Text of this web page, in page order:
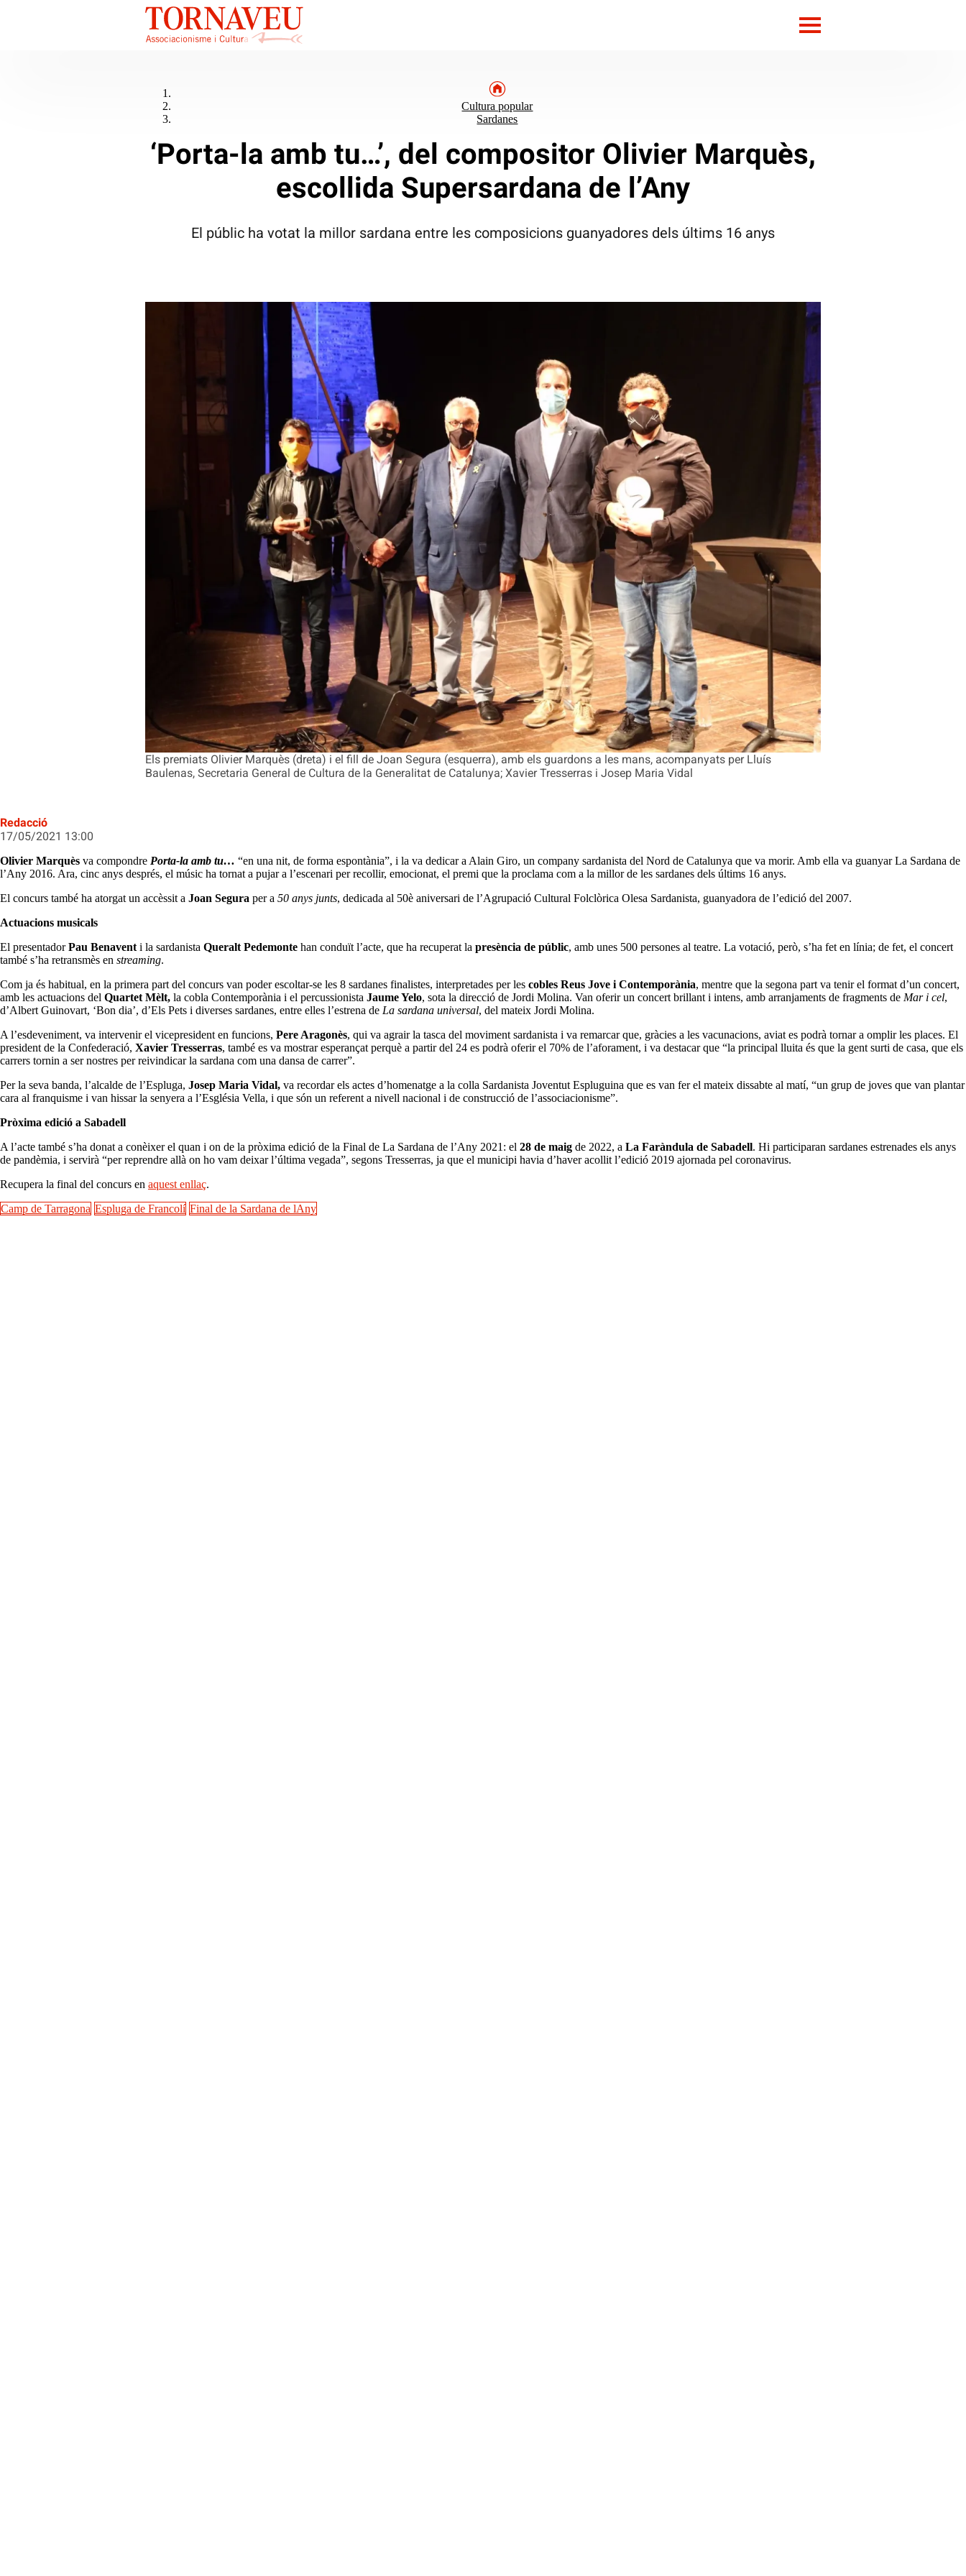
Els premiats Olivier Marquès (dreta) i el fill de Joan Segura (esquerra), amb els guardons a les mans, acompanyats per Lluís
Baulenas, Secretaria General de Cultura de la Generalitat de Catalunya; Xavier Tresserras i Josep Maria Vidal
Cultura popular
Sardanes
‘Porta-la amb tu…’, del compositor Olivier Marquès,
escollida Supersardana de l’Any
El públic ha votat la millor sardana entre les composicions guanyadores dels últims 16 anys
Redacció
17/05/2021 13:00
Olivier Marquès va compondre Porta-la amb tu… “en una nit, de forma espontània”, i la va dedicar a Alain Giro, un company sardanista del Nord de Catalunya que va morir. Amb ella va guanyar La Sardana de
l’Any 2016. Ara, cinc anys després, el músic ha tornat a pujar a l’escenari per recollir, emocionat, el premi que la proclama com a la millor de les sardanes dels últims 16 anys.
El concurs també ha atorgat un accèssit a Joan Segura per a 50 anys junts, dedicada al 50è aniversari de l’Agrupació Cultural Folclòrica Olesa Sardanista, guanyadora de l’edició del 2007.
Actuacions musicals
El presentadorPau Benaventi la sardanista QueraltPedemonte han conduït l’acte, que ha recuperat la presència de públic, amb unes 500 persones al teatre. La votació, però, s’ha fet en línia; de fet, el concert
també s’ha retransmès en streaming.
Com ja és habitual, en la primera part del concurs van poder escoltar-se les 8 sardanes finalistes, interpretades per les cobles Reus Jove i Contemporània, mentre que la segona part va tenir el format d’un concert,
amb les actuacions del Quartet Mèlt, la cobla Contemporània i el percussionista Jaume Yelo, sota la direcció de Jordi Molina. Van oferir un concert brillant i intens, amb arranjaments de fragments de Mar i cel,
d’Albert Guinovart, ‘Bon dia’, d’Els Pets i diverses sardanes, entre elles l’estrena de La sardana universal, del mateix Jordi Molina.
A l’esdeveniment, va intervenir el vicepresident en funcions, Pere Aragonès, qui va agrair la tasca del moviment sardanista i va remarcar que, gràcies a les vacunacions, aviat es podrà tornar a omplir les places. El
president de la Confederació, Xavier Tresserras, també es va mostrar esperançat perquè a partir del 24 es podrà oferir el 70% de l’aforament, i va destacar que “la principal lluita és que la gent surti de casa, que els
carrers tornin a ser nostres per reivindicar la sardana com una dansa de carrer”.
Per la seva banda, l’alcalde de l’Espluga, Josep Maria Vidal, va recordar els actes d’homenatge a la colla Sardanista Joventut Espluguina que es van fer el mateix dissabte al matí, “un grup de joves que van plantar
cara al franquisme i van hissar la senyera a l’Església Vella, i que són un referent a nivell nacional i de construcció de l’associacionisme”.
Pròxima edició a Sabadell
A l’acte també s’ha donat a conèixer el quan i on de la pròxima edició de la Final de La Sardana de l’Any 2021: el 28 de maig de 2022, a La Faràndula de Sabadell. Hi participaran sardanes estrenades els anys
de pandèmia, i servirà “per reprendre allà on ho vam deixar l’última vegada”, segons Tresserras, ja que el municipi havia d’haver acollit l’edició 2019 ajornada pel coronavirus.
Recupera la final del concurs en aquest enllaç.
Camp de Tarragona Espluga de Francolí Final de la Sardana de lAny